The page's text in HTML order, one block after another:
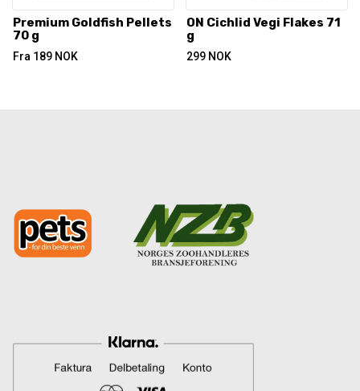
Premium Goldfish Pellets
70 g
Fra 189 NOK
ON Cichlid Vegi Flakes 71
g
299 NOK